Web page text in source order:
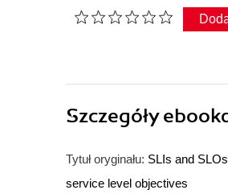
Szczegóły
Tytuł oryginału: SLIs and
service level objectives